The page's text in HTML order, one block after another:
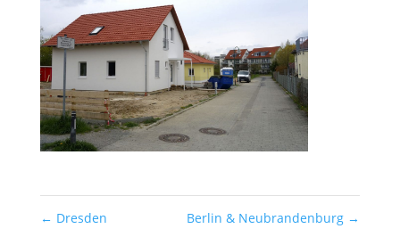
← Dresden Berlin & Neubrandenburg →